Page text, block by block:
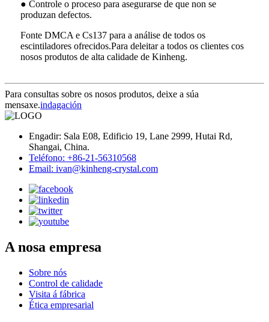
● Controle o proceso para asegurarse de que non se
produzan defectos.
Fonte DMCA e Cs137 para a análise de todos os
escintiladores ofrecidos.Para deleitar a todos os clientes cos
nosos produtos de alta calidade de Kinheng.
Para consultas sobre os nosos produtos, deixe a súa
mensaxe.indagación
Engadir: Sala E08, Edificio 19, Lane 2999, Hutai Rd,
Shangai, China.
Teléfono: +86-21-56310568
Email: ivan@kinheng-crystal.com
A nosa empresa
Sobre nós
Control de calidade
Visita á fábrica
Ética empresarial